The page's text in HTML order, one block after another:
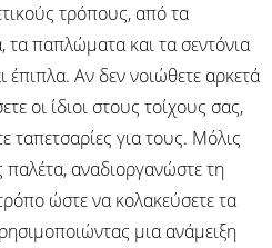
τρόπους, από τα
τα παπλώματα και τα σεντόνια
έπιπλα. Αν δεν νοιώθετε αρκετά
οι ίδιοι στους τοίχους σας,
ταπετσαρίες για τους. Μόλις
παλέτα, αναδιοργανώστε τη
ώστε να κολακεύσετε τα
μια ανάμειξη